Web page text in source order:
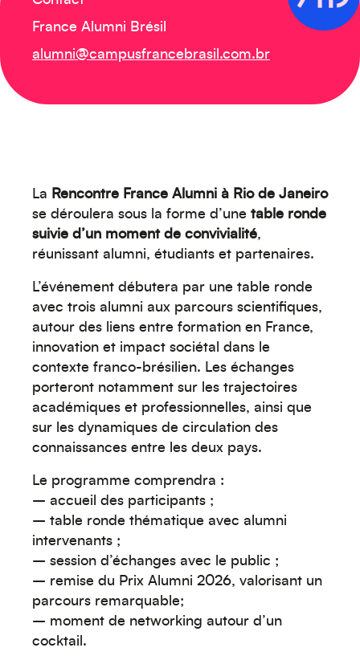
France Alumni Brésil
alumni@campusfrancebrasil.com.br
La Rencontre France Alumni à Rio de Janeiro
se déroulera sous la forme d’une table ronde
suivie d’un moment de convivialité,
réunissant alumni, étudiants et partenaires.
L’événement débutera par une table ronde
avec trois alumni aux parcours scientifiques,
autour des liens entre formation en France,
innovation et impact sociétal dans le
contexte franco-brésilien. Les échanges
porteront notamment sur les trajectoires
académiques et professionnelles, ainsi que
sur les dynamiques de circulation des
connaissances entre les deux pays.
Le programme comprendra :
– accueil des participants ;
– table ronde thématique avec alumni
intervenants ;
– session d’échanges avec le public ;
– remise du Prix Alumni 2026, valorisant un
parcours remarquable;
– moment de networking autour d’un
cocktail.
Créez votre événement